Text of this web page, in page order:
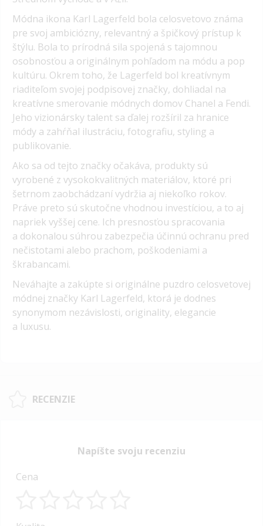
Módna ikona Karl Lagerfeld bola celosvetovo známa
pre svoj ambiciózny, relevantný a špičkový prístup k
štýlu. Bola to prírodná sila spojená s tajomnou
osobnosťou a originálnym pohľadom na módu a pop
kultúru. Okrem toho, že Lagerfeld bol kreatívnym
riaditeľom svojej podpisovej značky, dohliadal na
kreatívne smerovanie módnych domov Chanel a Fendi.
Jeho vizionársky talent sa ďalej rozšíril za hranice
módy a zahŕňal ilustráciu, fotografiu, styling a
publikovanie.
Ako sa od tejto značky očakáva, produkty sú
vyrobené z vysokokvalitných materiálov, ktoré pri
šetrnom zaobchádzaní vydržia aj niekoľko rokov.
Práve preto sú skutočne vhodnou investíciou, a to aj
napriek vyššej cene. Ich presnosťou spracovania
a dokonalou súhrou zabezpečia účinnú ochranu pred
nečistotami alebo prachom, poškodeniami a
škrabancami.
Neváhajte a zakúpte si originálne puzdro celosvetovej
módnej značky Karl Lagerfeld, ktorá je dodnes
synonymom nezávislosti, originality, elegancie
a luxusu.
RECENZIE
Napíšte svoju recenziu
Cena